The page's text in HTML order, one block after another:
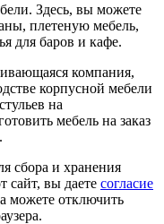
Здесь, вы можете
плетеную мебель,
для баров и кафе.
компания,
корпусной мебели
на
мебель на заказ
сбора и хранения
сайт, вы даете согласие
можете отключить